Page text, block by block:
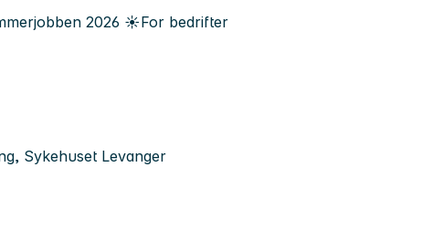
2026 ☀️For bedrifter
Sykehuset Levanger